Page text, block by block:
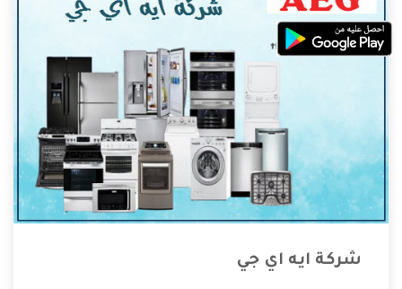
شركة ايه اي جي